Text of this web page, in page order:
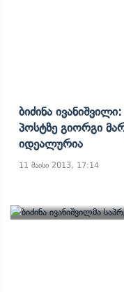
Ბიძინა
Პოსტზე Გიორგი
Იდეალურია
11 მაისი 2013, 17:14